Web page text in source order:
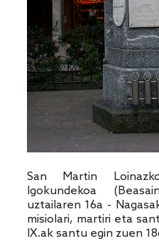
San Martin
Igokundekoa
uztailaren 16a -
misiolari, martiri eta
IX.ak santu egin zuen